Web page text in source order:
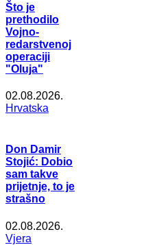
Što je
prethodilo
Vojno-
redarstvenoj
operaciji
"Oluja"
02.08.2026.
Hrvatska
Don Damir
Stojić: Dobio
sam takve
prijetnje, to je
strašno
02.08.2026.
Vjera